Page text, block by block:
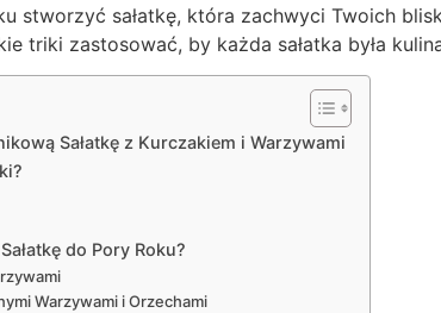
stworzyć sałatkę, która zachwyci Twoich
triki zastosować, by każda sałatka była
Sałatkę z Kurczakiem i Warzywami
do Pory Roku?
Warzywami i Orzechami